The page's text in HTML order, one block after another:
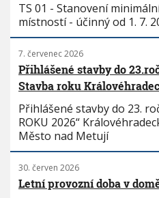
TS 01 - Stanovení
místností - účinný od 1. 7.
7. červenec 2026
Přihlášené stavby do
Stavba roku
Přihlášené stavby do 23.
ROKU 2026“
Město nad Metují
30. červen 2026
Letní provozní doba v